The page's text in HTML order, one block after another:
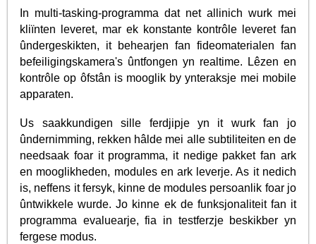
In multi-tasking-programma dat net allinich wurk mei
kliïnten leveret, mar ek konstante kontrôle leveret fan
ûndergeskikten, it behearjen fan fideomaterialen fan
befeiligingskamera's ûntfongen yn realtime. Lêzen en
kontrôle op ôfstân is mooglik by ynteraksje mei mobile
apparaten.
Us saakkundigen sille ferdjipje yn it wurk fan jo
ûndernimming, rekken hâlde mei alle subtiliteiten en de
needsaak foar it programma, it nedige pakket fan ark
en mooglikheden, modules en ark leverje. As it nedich
is, neffens it fersyk, kinne de modules persoanlik foar jo
ûntwikkele wurde. Jo kinne ek de funksjonaliteit fan it
programma evaluearje, fia in testferzje beskikber yn
fergese modus.